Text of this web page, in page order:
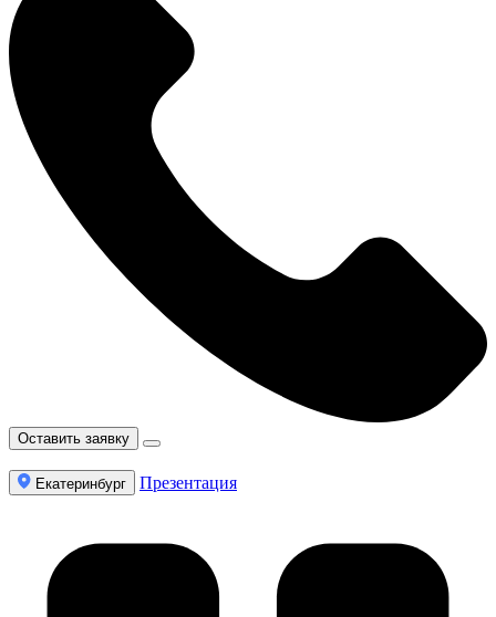
Оставить заявку
Екатеринбург Презентация